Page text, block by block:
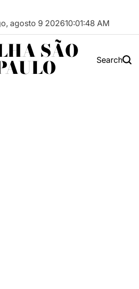
agosto 9 202610:01:49 AM
SÃO Search